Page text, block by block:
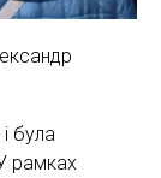
була
рамках